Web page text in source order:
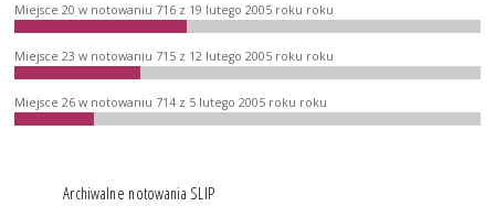
Miejsce 20 w notowaniu 716 z 19 lutego 2005 roku roku
Miejsce 23 w notowaniu 715 z 12 lutego 2005 roku roku
Miejsce 26 w notowaniu 714 z 5 lutego 2005 roku roku
Archiwalne notowania SLIP